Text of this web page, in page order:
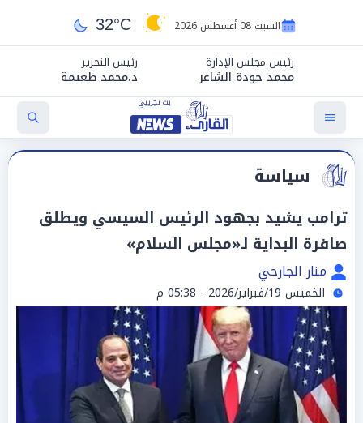
السبت 08 أغسطس 2026 32°C
رئيس مجلس الإدارة
محمد جودة الشاعر
رئيس التحرير
د.محمد طعيمة
سياسة
ترامب يشيد بجهود الرئيس السيسي ويطلق
صافرة البداية لـ«مجلس السلام»
منار الجارحي
الخميس 19/فبراير/2026 - 05:38 م